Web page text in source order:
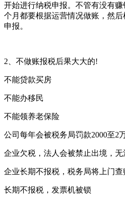
开始进行纳税申报。不管有没有
个月都要根据运营情况做账，然
申报。
2、不做账报税后果大大的!
不能贷款买房
不能办移民
不能领养老保险
公司每年会被税务局罚款2000至2
企业欠税，法人会被禁止出境，
企业长期不报税，税务局将上门查
长期不报税，发票机被锁